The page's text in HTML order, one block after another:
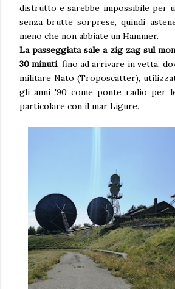
distrutto e sarebbe impossibile per
senza brutte sorprese, quindi
meno che non abbiate un Hammer.
La passeggiata sale a zig zag sul
30 minuti, fino ad arrivare in vetta,
militare Nato (Troposcatter),
gli anni '90 come ponte radio per
particolare con il mar Ligure.